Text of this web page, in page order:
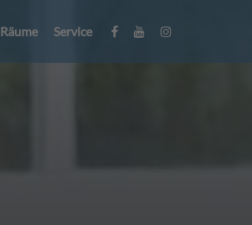
Räume Service